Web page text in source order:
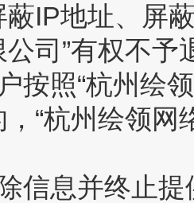
IP地址、屏
司”有权不
按照“杭州绘
，“杭州绘领
信息并终止